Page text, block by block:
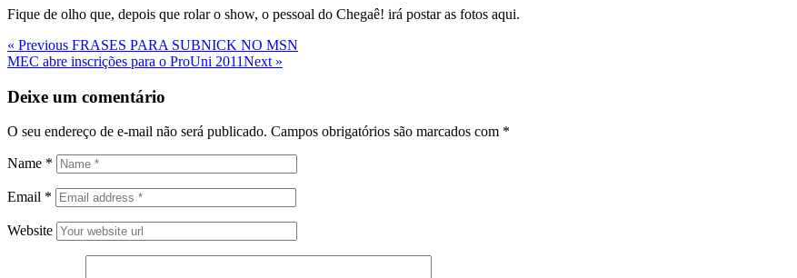
Fique de olho que, depois que rolar o show, o pessoal do Chegaê! irá postar as fotos aqui.
Navegação
de
Post
Previous
Post
« Previous FRASES PARA SUBNICK NO MSN
Next
MEC abre inscrições para o ProUni 2011Next »
Deixe um comentário
O seu endereço de e-mail não será publicado. Campos obrigatórios são marcados com *
Name *
Email *
Website